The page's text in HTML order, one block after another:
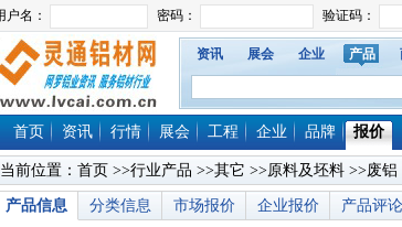
资讯 展会 企业 产品
首页 资讯 行情 展会 工程 企业 品牌 报价
当前位置： 首页 >>行业产品 >>其它 >>原料及坯料 >>废铝
产品信息 分类信息 市场报价 企业报价 产品评论